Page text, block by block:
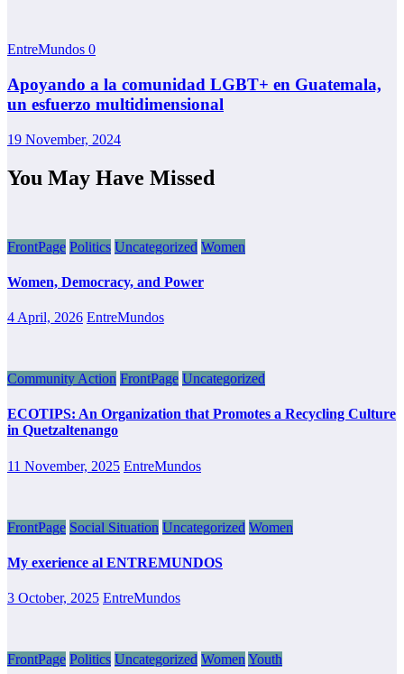
EntreMundos 0
Apoyando a la comunidad LGBT+ en Guatemala,
un esfuerzo multidimensional
19 November, 2024
You May Have Missed
FrontPage Politics Uncategorized Women
Women, Democracy, and Power
4 April, 2026 EntreMundos
Community Action FrontPage Uncategorized
ECOTIPS: An Organization that Promotes a Recycling Culture
in Quetzaltenango
11 November, 2025 EntreMundos
FrontPage Social Situation Uncategorized Women
My exerience al ENTREMUNDOS
3 October, 2025 EntreMundos
FrontPage Politics Uncategorized Women Youth